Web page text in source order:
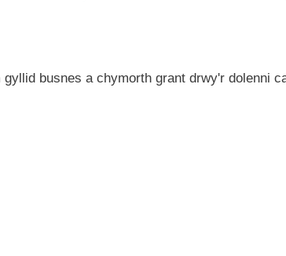
busnes a chymorth grant drwy'r dolenni